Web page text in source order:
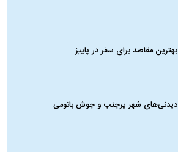
بهترین مقاصد برای سفر در پاییز
دیدنی‌های شهر پرجنب و جوش باتومی